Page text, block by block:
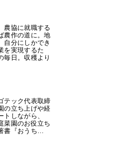
農協に就職する
農作の道に。地
自分にしかでき
を実現するた
毎日。収穫より
テック代表取締
の立ち上げや経
トしながら、
菜園のお役立ち
書『おうち…